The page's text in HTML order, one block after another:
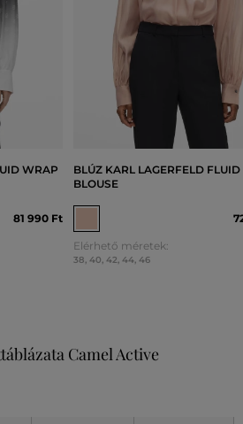
WRAP
81 990 Ft
BLÚZ KARL LAGERFELD FLUID
BLOUSE
Elérhető méretek:
38, 40, 42, 44, 46
Camel Active